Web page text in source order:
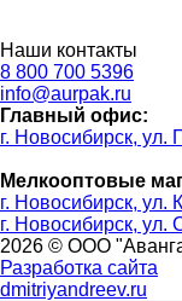
Наши контакты
8 800 700 5396
info@aurpak.ru
Главный офис:
г. Новосибирск, ул.
Мелкооптовые
г. Новосибирск, ул.
г. Новосибирск,
2026 © ООО
Разработка сайта
dmitriyandreev.ru